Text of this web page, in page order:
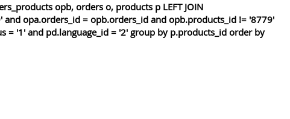
opb, orders o, products p LEFT JOIN
opa.orders_id = opb.orders_id and opb.products_id != '8779'
= '1' and pd.language_id = '2' group by p.products_id order by